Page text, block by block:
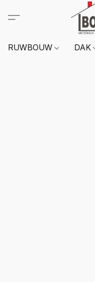
RUWBOUW DAK